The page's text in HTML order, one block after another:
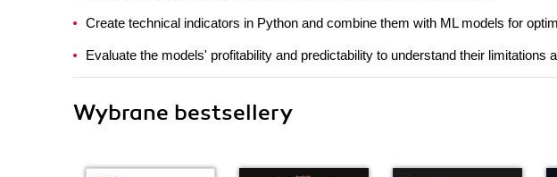
Create technical indicators in Python and combine them with ML models for
Evaluate the models' profitability and predictability to understand their limitations
Wybrane bestsellery